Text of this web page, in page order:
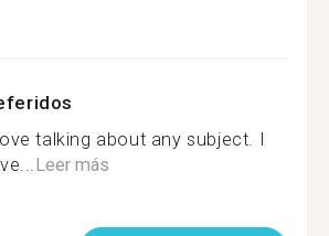
talking about any subject. I
Leer más